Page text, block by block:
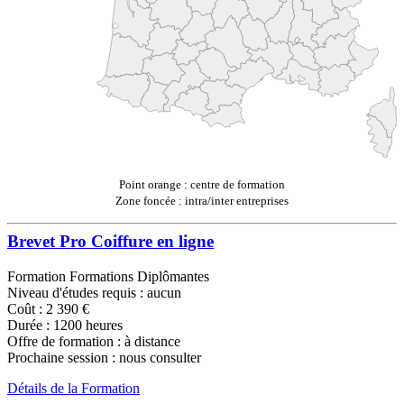
Point orange : centre de formation
Zone foncée : intra/inter entreprises
Brevet Pro Coiffure en ligne
Formation Formations Diplômantes
Niveau d'études requis : aucun
Coût : 2 390 €
Durée : 1200 heures
Offre de formation : à distance
Prochaine session : nous consulter
Détails de la Formation